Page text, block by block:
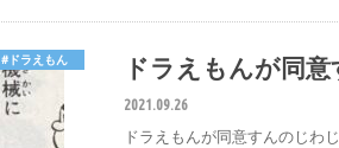
#ドラえもん ドラえもんが同
2021.09.26
ドラえもんが同意すんのじわ